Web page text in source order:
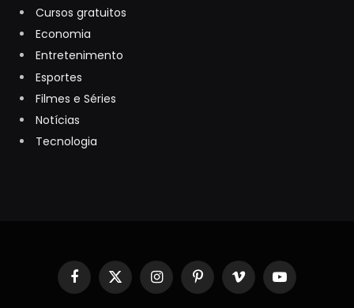
Cursos gratuitos
Economia
Entretenimento
Esportes
Filmes e Séries
Notícias
Tecnologia
Facebook
X
(Twitter)
InstagramPinterestVimeo YouTube